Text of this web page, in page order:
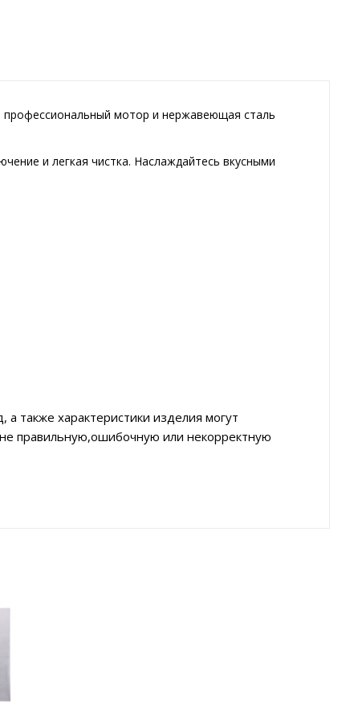
мотор и нержавеющая сталь
и легкая чистка. Наслаждайтесь вкусными
также характеристики изделия могут
правильную,ошибочную или некорректную